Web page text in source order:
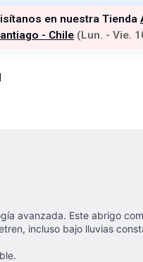
en nuestra Tienda
- Chile (Lun. - Vie.
avanzada. Este abrigo
incluso bajo lluvias